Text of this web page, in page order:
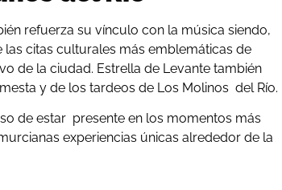
refuerza su vínculo con la música siendo,
las citas culturales más emblemáticas de
de la ciudad. Estrella de Levante también
y de los tardeos de Los Molinos del Río.
de estar presente en los momentos más
experiencias únicas alrededor de la